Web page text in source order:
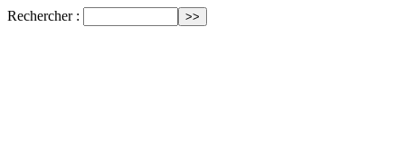
Rechercher :